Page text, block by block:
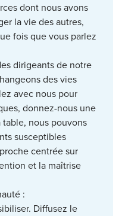
dont nous avons
la vie des autres,
fois que vous parlez
dirigeants de notre
des vies
avec nous pour
donnez-nous une
nous pouvons
susceptibles
centrée sur
et la maîtrise
:
Diffusez le